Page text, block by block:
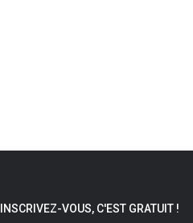
INSCRIVEZ-VOUS, C'EST GRATUIT !